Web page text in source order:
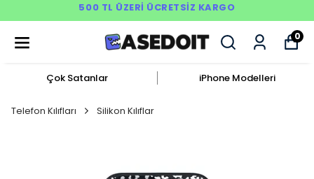
500 TL ÜZERI ÜCRETSIZ KARGO
0
Çok Satanlar iPhone Modelleri
Telefon Kılıfları Silikon Kılıflar